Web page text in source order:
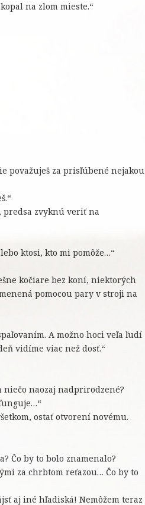
na zlom mieste.“
považuješ za prisľúbené nejakou
predsa zvyknú veriť na
ktosi, kto mi pomôže…“
kočiare bez koní, niektorých
pomocou pary v stroji na
A možno hoci veľa ľudí
vidíme viac než dosť.“
naozaj nadprirodzené?
ostať otvorení novému.
Čo by to bolo znamenalo?
za chrbtom reťazou… Čo by to
aj iné hľadiská! Nemôžem teraz